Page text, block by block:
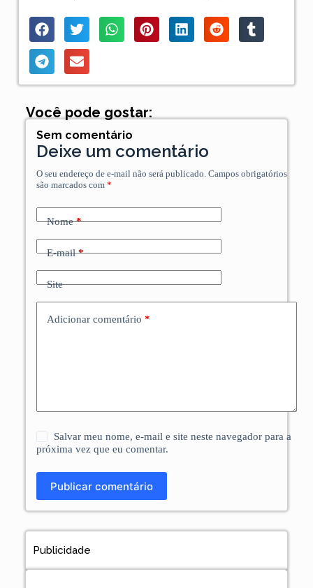
Você pode gostar:
Sem comentário
Deixe um comentário
O seu endereço de e-mail não será publicado. Campos obrigatórios
são marcados com *
Nome*
E-mail*
Site
Adicionar comentário *
Salvar meu nome, e-mail e site neste navegador para a
próxima vez que eu comentar.
Publicar comentário
Publicidade